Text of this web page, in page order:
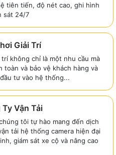
tiên tiến, độ nét cao, ghi hình
sát 24/7
Giải Trí
không chỉ là một nhu cầu mà
toàn và bảo vệ khách hàng và
tư vào hệ thống...
Vận Tải
tôi tự hào mang đến dịch
tải hệ thống camera hiện đại
giám sát xe cộ và nâng cao